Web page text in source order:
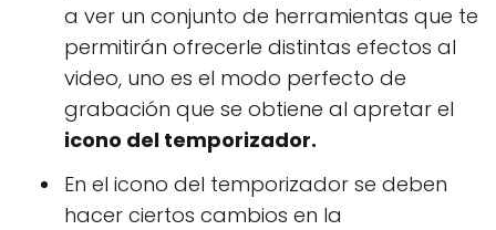
a ver un conjunto de herramientas que te
permitirán ofrecerle distintas efectos al
video, uno es el modo perfecto de
grabación que se obtiene al apretar el
icono del temporizador.
En el icono del temporizador se deben
hacer ciertos cambios en la